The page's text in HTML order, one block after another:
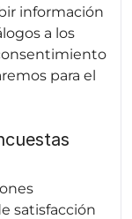
información
a los
para el
satisfacción